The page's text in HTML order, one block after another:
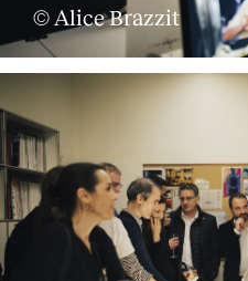
© Alice Brazzit